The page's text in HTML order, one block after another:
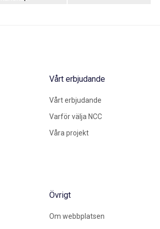
Vårt erbjudande
Vårt erbjudande
Varför välja NCC
Våra projekt
Övrigt
Om webbplatsen